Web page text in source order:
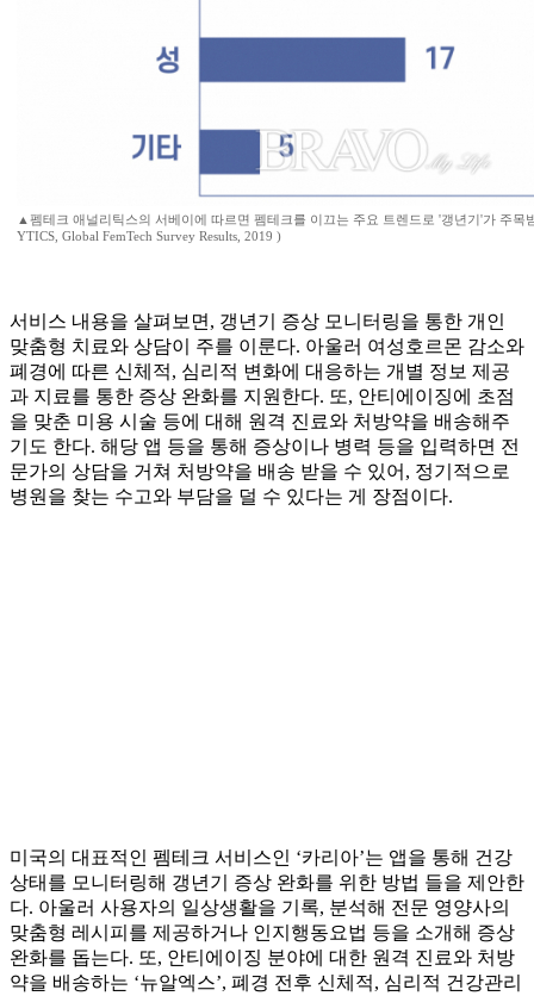
▲펨테크 애널리틱스의 서베이에 따르면 펨테크를 이끄는 주요 트렌드로 '갱년기'가 주목
YTICS, Global FemTech Survey Results, 2019 )
서비스 내용을 살펴보면, 갱년기 증상 모니터링을 통한 개인
맞춤형 치료와 상담이 주를 이룬다. 아울러 여성호르몬 감소와
폐경에 따른 신체적, 심리적 변화에 대응하는 개별 정보 제공
과 지료를 통한 증상 완화를 지원한다. 또, 안티에이징에 초점
을 맞춘 미용 시술 등에 대해 원격 진료와 처방약을 배송해주
기도 한다. 해당 앱 등을 통해 증상이나 병력 등을 입력하면 전
문가의 상담을 거쳐 처방약을 배송 받을 수 있어, 정기적으로
병원을 찾는 수고와 부담을 덜 수 있다는 게 장점이다.
미국의 대표적인 펨테크 서비스인 ‘카리아’는 앱을 통해 건강
상태를 모니터링해 갱년기 증상 완화를 위한 방법 들을 제안한
다. 아울러 사용자의 일상생활을 기록, 분석해 전문 영양사의
맞춤형 레시피를 제공하거나 인지행동요법 등을 소개해 증상
완화를 돕는다. 또, 안티에이징 분야에 대한 원격 진료와 처방
약을 배송하는 ‘뉴알엑스’, 폐경 전후 신체적, 심리적 건강관리